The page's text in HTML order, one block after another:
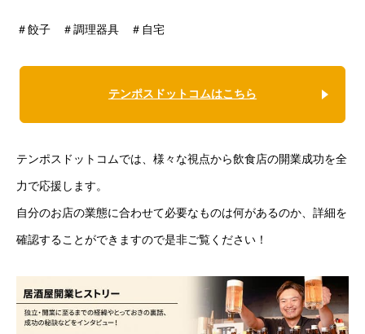
＃餃子 ＃調理器具 ＃自宅
テンポスドットコムはこちら
テンポスドットコムでは、様々な視点から飲食店の開業成功を全
力で応援します。
自分のお店の業態に合わせて必要なものは何があるのか、詳細を
確認することができますので是非ご覧ください！